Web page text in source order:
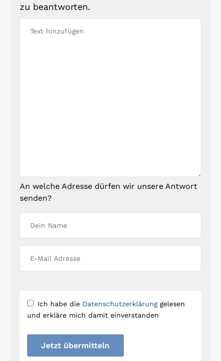
zu beantworten.
An welche Adresse dürfen wir unsere Antwort
senden?
Ich habe die Datenschutzerklärunggelesen
und erkläre mich damit einverstanden
Jetzt übermitteln